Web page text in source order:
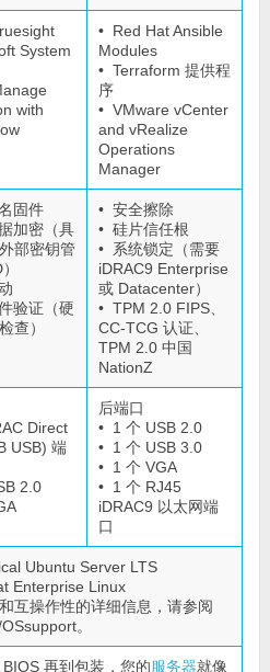
System
with
• Red Hat Ansible
Modules
• Terraform 提供程
序
• VMware vCenter
and vRealize
Operations
Manager
固件
加密（具
部密钥管
验证（硬
查）
• 安全擦除
• 硅片信任根
• 系统锁定（需要
iDRAC9 Enterprise
或 Datacenter）
• TPM 2.0 FIPS、
CC-TCG 认证、
TPM 2.0 中国
NationZ
Direct
USB) 端
2.0
后端口
• 1 个 USB 2.0
• 1 个 USB 3.0
• 1 个 VGA
• 1 个 RJ45
iDRAC9 以太网端
口
Ubuntu Server LTS
Enterprise Linux
互操作性的详细信息，请参阅
。
BIOS 再到包装，您的服务器就像